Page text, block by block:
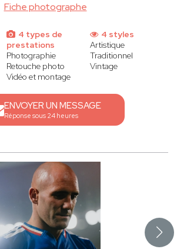
Fiche photographe
4 types de
prestations
Photographie
Retouche photo
Vidéo et montage
4 styles
Artistique
Traditionnel
Vintage
ENVOYER UN MESSAGE
Réponse sous 24 heures